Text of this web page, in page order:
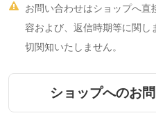

お問い合わせはショップへ直
容および、返信時期等に関し
切関知いたしません。
ショップへのお